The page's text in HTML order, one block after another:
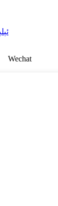
Wechat